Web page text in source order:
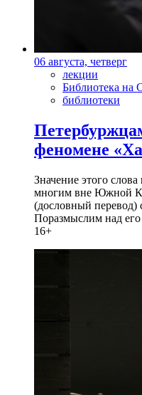
06 августа, четверг
лекции
Библиотека на
библиотеки
феномене
Значение этого
многим вне Южной
(дословный перевод)
Поразмыслим над его
16+